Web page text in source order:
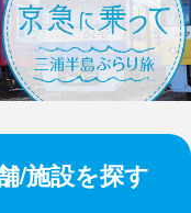
/施設を探す